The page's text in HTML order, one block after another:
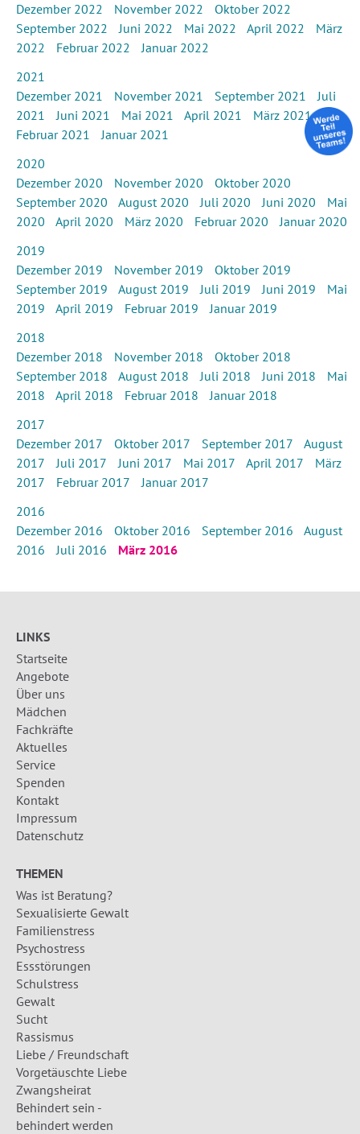
Dezember 2022 November 2022
Oktober 2022
September 2022
Juni 2022 Mai 2022 April 2022
März
2022
Februar 2022
Januar 2022
2021
Dezember 2021
November 2021 September 2021
Juli
2021
Juni 2021 Mai 2021 April 2021
März 2021
Februar 2021
Januar 2021
2020
Dezember 2020
November 2020
Oktober 2020
September 2020
August 2020 Juli 2020 Juni 2020
Mai
2020
April 2020 März 2020 Februar 2020
Januar 2020
2019
Dezember 2019
November 2019
Oktober 2019
September 2019
August 2019 Juli 2019 Juni 2019
Mai
2019
April 2019 Februar 2019
Januar 2019
2018
Dezember 2018
November 2018
Oktober 2018
September 2018
August 2018 Juli 2018 Juni 2018
Mai
2018
April 2018 Februar 2018
Januar 2018
2017
Dezember 2017
Oktober 2017 September 2017
August
2017
Juli 2017 Juni 2017 Mai 2017 April 2017
März
2017
Februar 2017
Januar 2017
2016
Dezember 2016
Oktober 2016 September 2016
August
2016
Juli 2016 März 2016
LINKS
Startseite
Angebote
Über uns
Mädchen
Fachkräfte
Aktuelles
Service
Spenden
Kontakt
Impressum
Datenschutz
THEMEN
Was ist Beratung?
Sexualisierte Gewalt
Familienstress
Psychostress
Essstörungen
Schulstress
Gewalt
Sucht
Rassismus
Liebe / Freundschaft
Vorgetäuschte Liebe
Zwangsheirat
Behindert sein -
behindert werden